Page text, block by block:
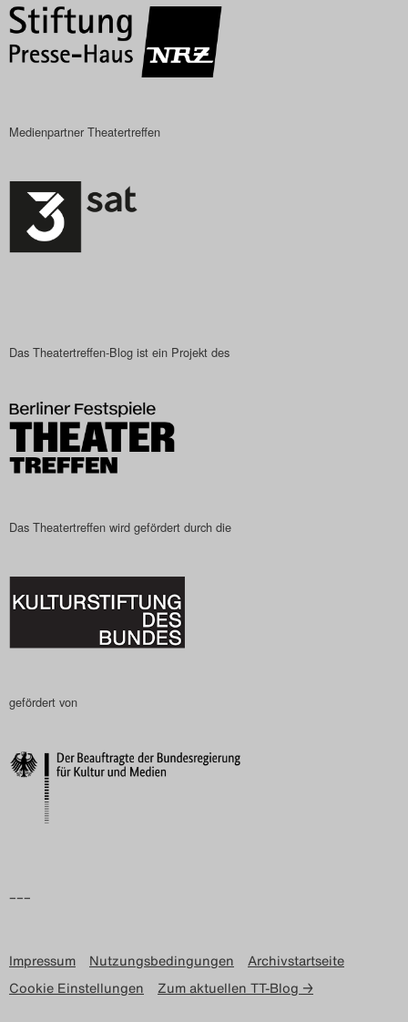
Medienpartner Theatertreffen
Das Theatertreffen-Blog ist ein Projekt des
Das Theatertreffen wird gefördert durch die
gefördert von
–––
Impressum Nutzungsbedingungen
Archivstartseite
Cookie Einstellungen
Zum aktuellen TT-Blog →